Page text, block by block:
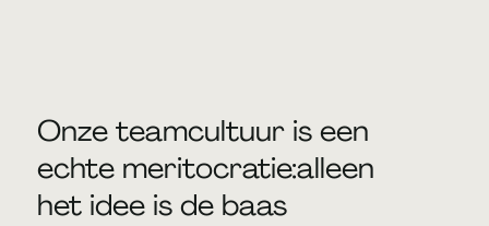
Onze teamcultuur is een
echte meritocratie:alleen
het idee is de baas